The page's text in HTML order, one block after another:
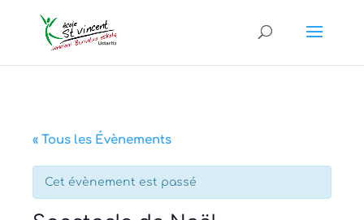
« Tous les Évènements
Cet évènement est passé